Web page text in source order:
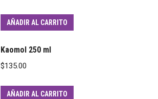
AÑADIR AL CARRITO
Kaomol 250 ml
$135.00
AÑADIR AL CARRITO